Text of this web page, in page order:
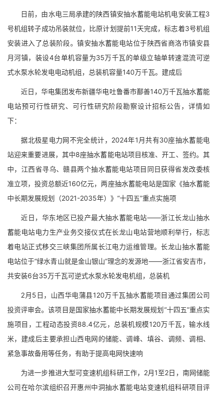
日前，由水电三局承建的陕西镇安抽水蓄能电站机电安装工程3
号机组转子成功吊装就位，比原计划提前11天完成，标志着3号机组
安装进入了总装阶段。镇安抽水蓄能电站位于陕西省商洛市镇安县
月河镇，装设4台单机容量为35万千瓦的单级立轴单转速混流可逆
式水泵水轮发电电动机组，总装机容量140万千瓦。建成后
近日，华电集团发布新疆华电吐鲁番市鄯善140万千瓦抽水蓄能
电站预可行性研究、可行性研究阶段勘察设计招标公告，详情如
下：
据北极星电力网不完全统计，2024年1月共有30座抽水蓄能电
站迎来重要进展，其中8座抽水蓄能电站项目核准、开工、签约。其
中，江西省寻乌、赣县两个抽水蓄能电站项目同日获得省发改委核
准立项，投资总额近160亿元，两座抽水蓄能电站是国家《抽水蓄能
中长期发展规划（2021-2035年）》“十四五”重点实施项
近日，华东地区已投产最大抽水蓄能电站——浙江长龙山抽水
蓄能电站电力生产业务交接仪式在长龙山电站营地顺利举行，标志
着电站正式移交三峡集团所属长江电力运维管理。长龙山抽水蓄能
电站位于“绿水青山就是金山银山”理念的发源地——浙江省安吉市，
共安装6台35万千瓦可逆式水泵水轮发电机组，总装机
2月5日，山西华电蒲县120万千瓦抽水蓄能项目通过集团公司
投资评审会。该项目是国家抽水蓄能中长期发展规划“十四五”重点实
施项目，工程动态投资88.4亿元，总装机规模120万千瓦，输水线
米，建成后主要承担山西电网的储能、调峰、填谷、调频、调相、
紧急事故备用等任务，有助于提高电网快速响
为进一步推进大型可变速机组科研工作，2月1至2日，南网储能
公司在哈尔滨组织召开惠州中洞抽水蓄能电站变速机组科研项目评